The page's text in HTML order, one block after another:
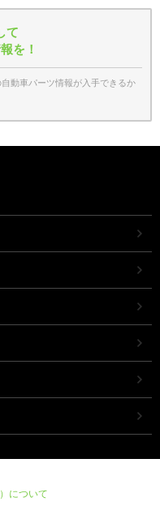
て
を！
動車パーツ情報が入手できるか
について